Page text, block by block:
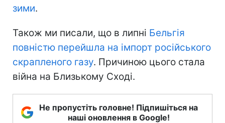
зими.
Також ми писали, що в липні Бельгія
повністю перейшла на імпорт російського
скрапленого газу. Причиною цього стала
війна на Близькому Сході.
Не пропустіть головне! Підпишіться на
наші оновлення в Google!